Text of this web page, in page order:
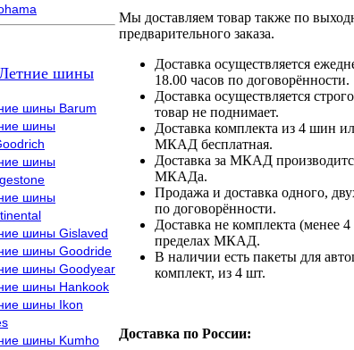
шины
шины Barum
шины
шины
шины
шины Gislaved
шины Goodride
шины Goodyear
шины Hankook
шины Ikon
шины Kumho
Мы доставляем товар также по
предварительного заказа.
Доставка осуществляется
18.00 часов по договорённости.
Доставка осуществляется
товар не поднимает.
Доставка комплекта из 4 шин
МКАД бесплатная.
Доставка за МКАД
МКАДа.
Продажа и доставка одного,
по договорённости.
Доставка не комплекта (менее
пределах МКАД.
В наличии есть пакеты для
комплект, из 4 шт.
Доставка по России: